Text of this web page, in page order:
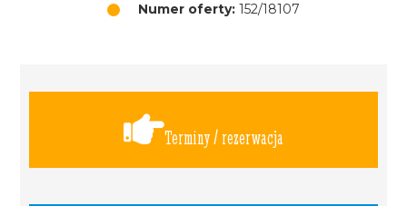
Numer oferty: 152/18107
Terminy / rezerwacja